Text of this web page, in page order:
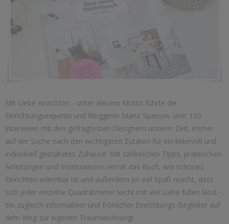
Mit Liebe einrichten - unter diesem Motto führte die
Einrichtungsexpertin und Bloggerin Maria Spassov über 100
Interviews mit den gefragtesten Designern unserer Zeit, immer
auf der Suche nach den wichtigsten Zutaten für ein liebevoll und
individuell gestaltetes Zuhause. Mit zahlreichen Tipps, praktischen
Anleitungen und Insiderwissen verrät das Buch, wie schönes
Einrichten erlernbar ist und außerdem so viel Spaß macht, dass
sich jeder einzelne Quadratmeter leicht mit viel Liebe füllen lässt.
Ein zugleich informativer und fröhlicher Einrichtungs-Begleiter auf
dem Weg zur eigenen Traumwohnung!